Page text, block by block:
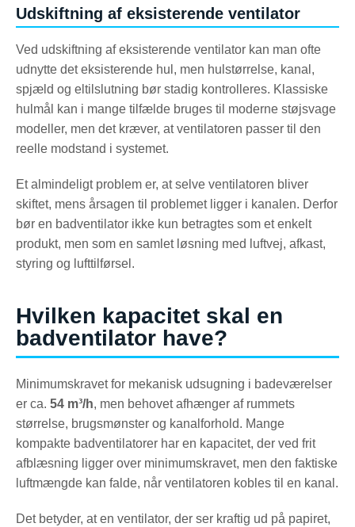
Udskiftning af eksisterende ventilator
Ved udskiftning af eksisterende ventilator kan man ofte
udnytte det eksisterende hul, men hulstørrelse, kanal,
spjæld og eltilslutning bør stadig kontrolleres. Klassiske
hulmål kan i mange tilfælde bruges til moderne støjsvage
modeller, men det kræver, at ventilatoren passer til den
reelle modstand i systemet.
Et almindeligt problem er, at selve ventilatoren bliver
skiftet, mens årsagen til problemet ligger i kanalen. Derfor
bør en badventilator ikke kun betragtes som et enkelt
produkt, men som en samlet løsning med luftvej, afkast,
styring og lufttilførsel.
Hvilken kapacitet skal en
badventilator have?
Minimumskravet for mekanisk udsugning i badeværelser
er ca. 54 m³/h, men behovet afhænger af rummets
størrelse, brugsmønster og kanalforhold. Mange
kompakte badventilatorer har en kapacitet, der ved frit
afblæsning ligger over minimumskravet, men den faktiske
luftmængde kan falde, når ventilatoren kobles til en kanal.
Det betyder, at en ventilator, der ser kraftig ud på papiret,